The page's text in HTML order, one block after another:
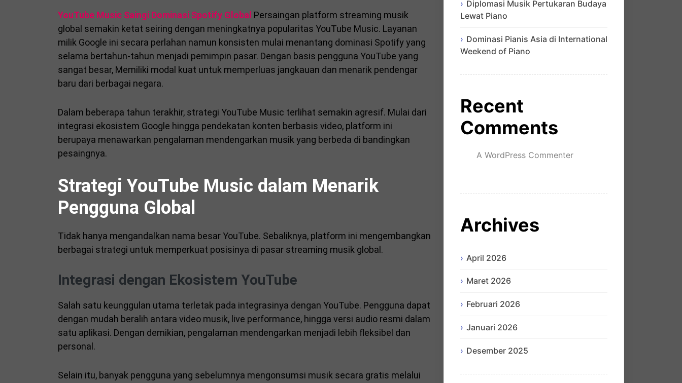
YouTube Music Saingi Dominasi Spotify Global Persaingan platform streaming musik
global semakin ketat seiring dengan meningkatnya popularitas YouTube Music. Layanan
milik Google ini secara perlahan namun konsisten mulai menantang dominasi Spotify yang
selama bertahun-tahun menjadi pemimpin pasar. Dengan basis pengguna YouTube yang
sangat besar, Memiliki modal kuat untuk memperluas jangkauan dan menarik pendengar
baru dari berbagai negara.
Dalam beberapa tahun terakhir, strategi YouTube Music terlihat semakin agresif. Mulai dari
integrasi ekosistem Google hingga pendekatan konten berbasis video, platform ini
berupaya menawarkan pengalaman mendengarkan musik yang berbeda di bandingkan
pesaingnya.
Strategi YouTube Music dalam Menarik
Pengguna Global
Tidak hanya mengandalkan nama besar YouTube. Sebaliknya, platform ini mengembangkan
berbagai strategi untuk memperkuat posisinya di pasar streaming musik global.
Integrasi dengan Ekosistem YouTube
Salah satu keunggulan utama terletak pada integrasinya dengan YouTube. Pengguna dapat
dengan mudah beralih antara video musik, live performance, hingga versi audio resmi dalam
satu aplikasi. Dengan demikian, pengalaman mendengarkan menjadi lebih fleksibel dan
personal.
Selain itu, banyak pengguna yang sebelumnya mengonsumsi musik secara gratis melalui
Diplomasi Musik Pertukaran Budaya
Lewat Piano
Dominasi Pianis Asia di International
Weekend of Piano
Recent
Comments
A WordPress Commenter
Archives
April 2026
Maret 2026
Februari 2026
Januari 2026
Desember 2025